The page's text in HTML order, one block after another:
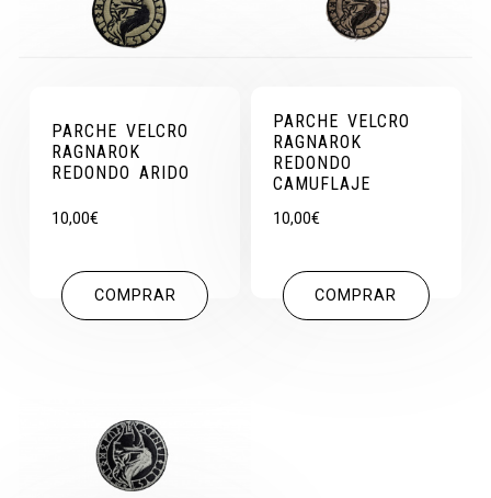
PARCHE VELCRO
RAGNAROK
REDONDO ARIDO
10,00€
COMPRAR
PARCHE VELCRO
RAGNAROK
REDONDO
CAMUFLAJE
10,00€
COMPRAR